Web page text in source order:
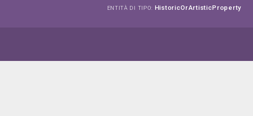
ENTITÀ DI TIPO: HistoricOrArtisticProperty